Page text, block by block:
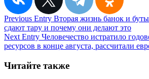
Навигация
по
записям
Previous Entry Вторая жизнь банок и
сдают тару и почему они делают это
Next Entry Человечество истратило
ресурсов в конце августа, рассчитали
Читайте также